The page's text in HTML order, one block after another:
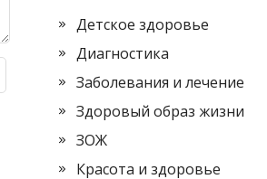
Детское здоровье
Диагностика
Заболевания и лечение
Здоровый образ жизни
ЗОЖ
Красота и здоровье